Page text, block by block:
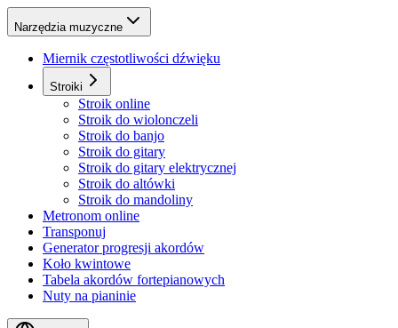
Narzędzia muzyczne
Miernik częstotliwości dźwięku
Stroiki
Stroik online
Stroik do wiolonczeli
Stroik do banjo
Stroik do gitary
Stroik do gitary elektrycznej
Stroik do altówki
Stroik do mandoliny
Metronom online
Transponuj
Generator progresji akordów
Koło kwintowe
Tabela akordów fortepianowych
Nuty na pianinie